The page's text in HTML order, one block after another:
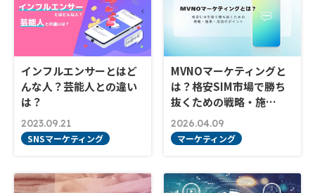
インフルエンサーとはど
んな人？芸能人との違い
は？
2023.09.21
SNSマーケティング
MVNOマーケティングと
は？格安SIM市場で勝ち
抜くための戦略・施…
2026.04.09
マーケティング